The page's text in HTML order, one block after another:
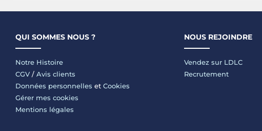
QUI SOMMES NOUS ?
Notre Histoire
CGV / Avis clients
Données personnelles et Cookies
Gérer mes cookies
Mentions légales
NOUS REJOINDRE
Vendez sur LDLC
Recrutement